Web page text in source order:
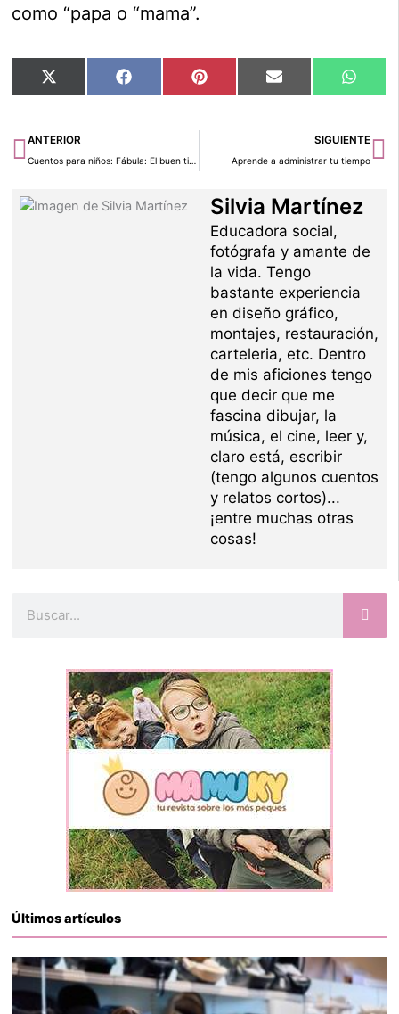
como “papa o “mama”.
Compartir
en
X
(Twitter)
Compartir
en
Facebook Compartir
en
Pinterest Compartir
en
Email
en
Ant
ANTERIOR
Cuentos para niños: Fábula: El buen tiempo y la lluvia
SIGUIENTE
Aprende a administrar tu tiempo
Silvia Martínez
Educadora social,
fotógrafa y amante de
la vida. Tengo
bastante experiencia
en diseño gráfico,
montajes, restauración,
carteleria, etc. Dentro
de mis aficiones tengo
que decir que me
fascina dibujar, la
música, el cine, leer y,
claro está, escribir
(tengo algunos cuentos
y relatos cortos)...
¡entre muchas otras
cosas!
Últimos artículos